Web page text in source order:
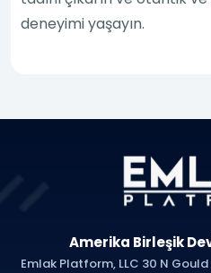
deneyimi yaşayın.
Amerika Birleşik
Emlak Platform, LLC 30 N